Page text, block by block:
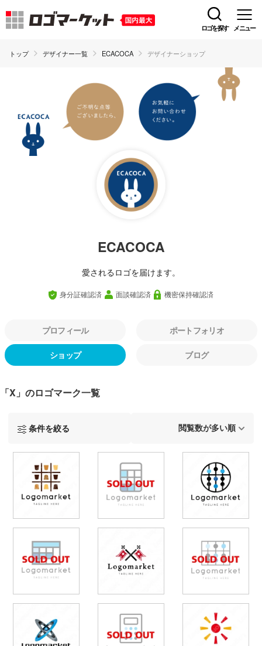
ロゴを探す メニュー
トップ デザイナー一覧 ECACOCA デザイナーショップ
ECACOCA
愛されるロゴを届けます。
身分証確認済 面談確認済 機密保持確認済
プロフィール ポートフォリオ
ショップ ブログ
「X」のロゴマーク一覧
条件を絞る